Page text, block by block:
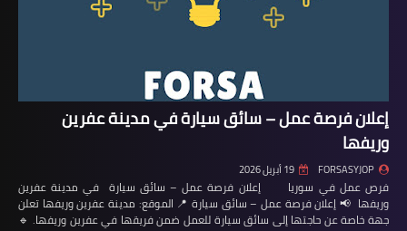
إعلان فرصة عمل – سائق سيارة في مدينة عفرين
وريفها
FORSASYJOP 19 أبريل 2026
فرص عمل في سوريا إعلان فرصة عمل – سائق سيارة في مدينة عفرين
وريفها 📢 إعلان فرصة عمل – سائق سيارة 📍 الموقع: مدينة عفرين وريفها تعلن
جهة خاصة عن حاجتها إلى سائق سيارة للعمل ضمن فريقها في عفرين وريفها. 🔹